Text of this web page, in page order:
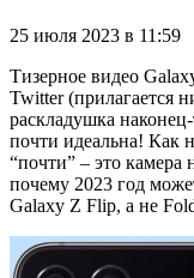
25 июля 2023 в 11:59
Тизерное видео
Twitter (прилагается
раскладушка
почти идеальна! Как
“почти” – это камера
почему 2023 год
Galaxy Z Flip, а не